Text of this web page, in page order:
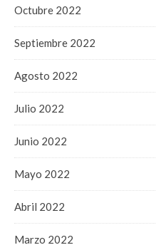
Octubre 2022
Septiembre 2022
Agosto 2022
Julio 2022
Junio 2022
Mayo 2022
Abril 2022
Marzo 2022